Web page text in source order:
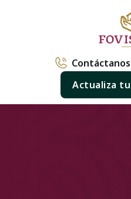
Actualiza